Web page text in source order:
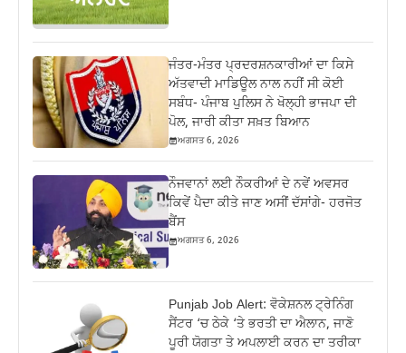
ਜੰਤਰ-ਮੰਤਰ ਪ੍ਰਦਰਸ਼ਨਕਾਰੀਆਂ ਦਾ ਕਿਸੇ
ਅੱਤਵਾਦੀ ਮਾਡਿਊਲ ਨਾਲ ਨਹੀਂ ਸੀ ਕੋਈ
ਸਬੰਧ- ਪੰਜਾਬ ਪੁਲਿਸ ਨੇ ਖੋਲ੍ਹੀ ਭਾਜਪਾ ਦੀ
ਪੋਲ, ਜਾਰੀ ਕੀਤਾ ਸਖ਼ਤ ਬਿਆਨ
ਅਗਸਤ 6, 2026
ਨੌਜਵਾਨਾਂ ਲਈ ਨੌਕਰੀਆਂ ਦੇ ਨਵੇਂ ਅਵਸਰ
ਕਿਵੇਂ ਪੈਦਾ ਕੀਤੇ ਜਾਣ ਅਸੀਂ ਦੱਸਾਂਗੇ- ਹਰਜੋਤ
ਬੈਂਸ
ਅਗਸਤ 6, 2026
Punjab Job Alert: ਵੋਕੇਸ਼ਨਲ ਟ੍ਰੇਨਿੰਗ
ਸੈਂਟਰ ‘ਚ ਠੇਕੇ ‘ਤੇ ਭਰਤੀ ਦਾ ਐਲਾਨ, ਜਾਣੋ
ਪੂਰੀ ਯੋਗਤਾ ਤੇ ਅਪਲਾਈ ਕਰਨ ਦਾ ਤਰੀਕਾ